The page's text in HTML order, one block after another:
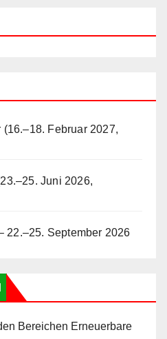
Februar 2027,
Juni 2026,
22.–25. September 2026
Bereichen Erneuerbare